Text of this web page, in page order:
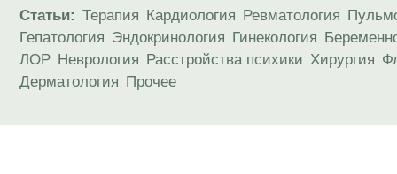
Статьи: Терапия Кардиология Ревматология
Гепатология Эндокринология Гинекология
ЛОР Неврология Расстройства психики Хирургия
Дерматология Прочее